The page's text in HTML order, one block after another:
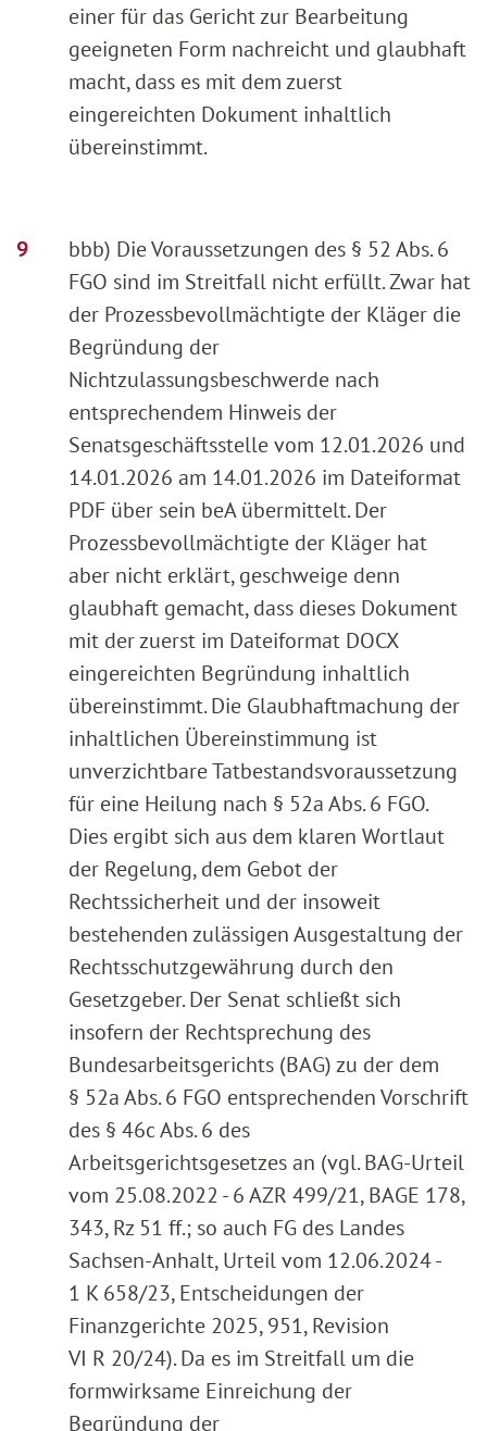
einer für das Gericht zur Bearbeitung
geeigneten Form nachreicht und glaubhaft
macht, dass es mit dem zuerst
eingereichten Dokument inhaltlich
übereinstimmt.
bbb) Die Voraussetzungen des § 52 Abs. 6
FGO sind im Streitfall nicht erfüllt. Zwar hat
der Prozessbevollmächtigte der Kläger die
Begründung der
Nichtzulassungsbeschwerde nach
entsprechendem Hinweis der
Senatsgeschäftsstelle vom 12.01.2026 und
14.01.2026 am 14.01.2026 im Dateiformat
PDF über sein beA übermittelt. Der
Prozessbevollmächtigte der Kläger hat
aber nicht erklärt, geschweige denn
glaubhaft gemacht, dass dieses Dokument
mit der zuerst im Dateiformat DOCX
eingereichten Begründung inhaltlich
übereinstimmt. Die Glaubhaftmachung der
inhaltlichen Übereinstimmung ist
unverzichtbare Tatbestandsvoraussetzung
für eine Heilung nach § 52a Abs. 6 FGO.
Dies ergibt sich aus dem klaren Wortlaut
der Regelung, dem Gebot der
Rechtssicherheit und der insoweit
bestehenden zulässigen Ausgestaltung der
Rechtsschutzgewährung durch den
Gesetzgeber. Der Senat schließt sich
insofern der Rechtsprechung des
Bundesarbeitsgerichts (BAG) zu der dem
§ 52a Abs. 6 FGO entsprechenden Vorschrift
des § 46c Abs. 6 des
Arbeitsgerichtsgesetzes an (vgl. BAG-Urteil
vom 25.08.2022 - 6 AZR 499/21, BAGE 178,
343, Rz 51 ff.; so auch FG des Landes
Sachsen-Anhalt, Urteil vom 12.06.2024 -
1 K 658/23, Entscheidungen der
Finanzgerichte 2025, 951, Revision
VI R 20/24). Da es im Streitfall um die
formwirksame Einreichung der
Begründung der